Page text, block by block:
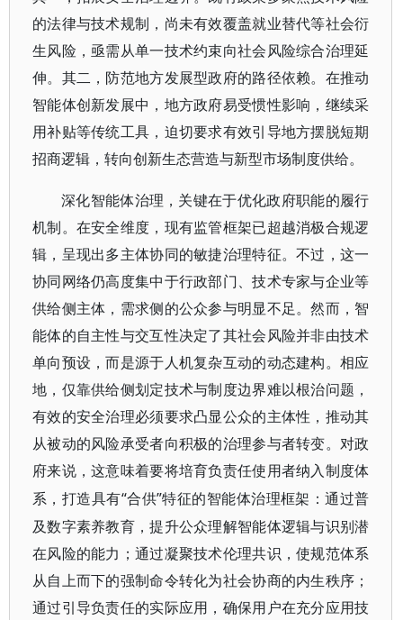
的法律与技术规制，尚未有效覆盖就业替代等社会衍
生风险，亟需从单一技术约束向社会风险综合治理延
伸。其二，防范地方发展型政府的路径依赖。在推动
智能体创新发展中，地方政府易受惯性影响，继续采
用补贴等传统工具，迫切要求有效引导地方摆脱短期
招商逻辑，转向创新生态营造与新型市场制度供给。
深化智能体治理，关键在于优化政府职能的履行
机制。在安全维度，现有监管框架已超越消极合规逻
辑，呈现出多主体协同的敏捷治理特征。不过，这一
协同网络仍高度集中于行政部门、技术专家与企业等
供给侧主体，需求侧的公众参与明显不足。然而，智
能体的自主性与交互性决定了其社会风险并非由技术
单向预设，而是源于人机复杂互动的动态建构。相应
地，仅靠供给侧划定技术与制度边界难以根治问题，
有效的安全治理必须要求凸显公众的主体性，推动其
从被动的风险承受者向积极的治理参与者转变。对政
府来说，这意味着要将培育负责任使用者纳入制度体
系，打造具有“合供”特征的智能体治理框架：通过普
及数字素养教育，提升公众理解智能体逻辑与识别潜
在风险的能力；通过凝聚技术伦理共识，使规范体系
从自上而下的强制命令转化为社会协商的内生秩序；
通过引导负责任的实际应用，确保用户在充分应用技